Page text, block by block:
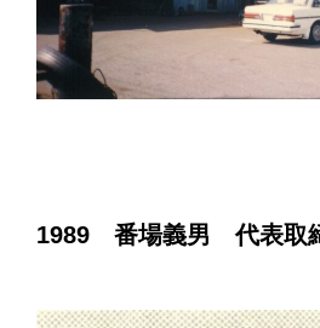
1989 番場義男 代表取